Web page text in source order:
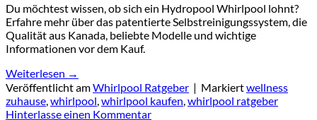
Du möchtest wissen, ob sich ein Hydropool Whirlpool lohnt?
Erfahre mehr über das patentierte Selbstreinigungssystem, die
Qualität aus Kanada, beliebte Modelle und wichtige
Informationen vor dem Kauf.
Weiterlesen →
Veröffentlicht amWhirlpool Ratgeber | Markiertwellness
zuhause whirlpool whirlpool kaufen whirlpool ratgeber
Hinterlasse einen Kommentar